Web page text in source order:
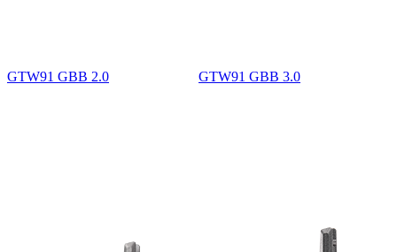
GTW91 GBB 2.0 GTW91 GBB 3.0